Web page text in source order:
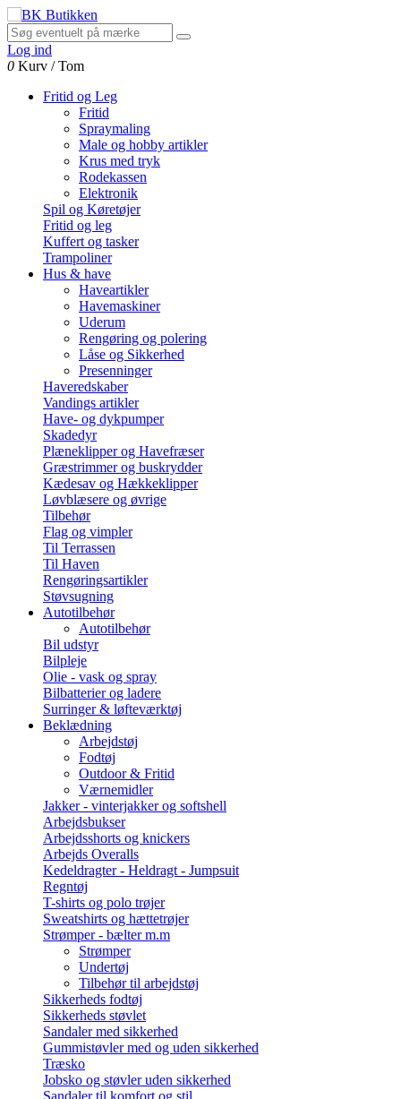
Log ind
0 Kurv /Tom
Fritid og Leg
Fritid
Spraymaling
Male og hobby artikler
Krus med tryk
Rodekassen
Elektronik
Spil og Køretøjer
Fritid og leg
Kuffert og tasker
Trampoliner
Hus & have
Haveartikler
Havemaskiner
Uderum
Rengøring og polering
Låse og Sikkerhed
Presenninger
Haveredskaber
Vandings artikler
Have- og dykpumper
Skadedyr
Plæneklipper og Havefræser
Græstrimmer og buskrydder
Kædesav og Hækkeklipper
Løvblæsere og øvrige
Tilbehør
Flag og vimpler
Til Terrassen
Til Haven
Rengøringsartikler
Støvsugning
Autotilbehør
Autotilbehør
Bil udstyr
Bilpleje
Olie - vask og spray
Bilbatterier og ladere
Surringer & løfteværktøj
Beklædning
Arbejdstøj
Fodtøj
Outdoor & Fritid
Værnemidler
Jakker - vinterjakker og softshell
Arbejdsbukser
Arbejdsshorts og knickers
Arbejds Overalls
Kedeldragter - Heldragt - Jumpsuit
Regntøj
T-shirts og polo trøjer
Sweatshirts og hættetrøjer
Strømper - bælter m.m
Strømper
Undertøj
Tilbehør til arbejdstøj
Sikkerheds fodtøj
Sikkerheds støvlet
Sandaler med sikkerhed
Gummistøvler med og uden sikkerhed
Træsko
Jobsko og støvler uden sikkerhed
Sandaler til komfort og stil